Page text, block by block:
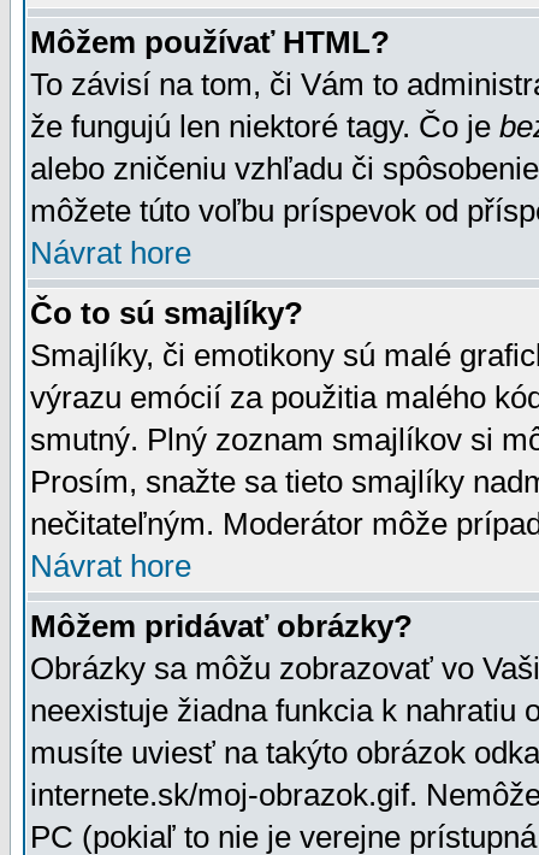
Môžem používať HTML?
To závisí na tom, či Vám to
že fungujú len niektoré tagy. Čo je
alebo zničeniu vzhľadu či
môžete túto voľbu príspevok od
Návrat hore
Čo to sú smajlíky?
Smajlíky, či emotikony sú malé
výrazu emócií za použitia malého
smutný. Plný zoznam smajlíkov si
Prosím, snažte sa tieto smajlíky
nečitateľným. Moderátor môže
Návrat hore
Môžem pridávať obrázky?
Obrázky sa môžu zobrazovať vo
neexistuje žiadna funkcia k nahratiu
musíte uviesť na takýto obrázok
internete.sk/moj-obrazok.gif.
PC (pokiaľ to nie je verejne